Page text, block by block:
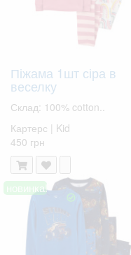
Піжама 1шт сіра в
веселку
Склад: 100% cotton..
Картерс | Kid
450 грн
новинка!